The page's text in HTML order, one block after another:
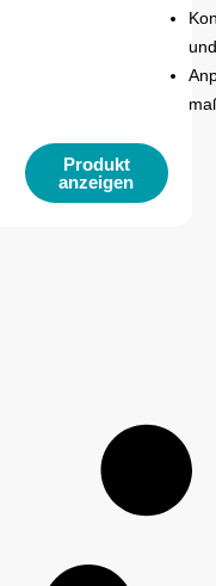
Produkt
anzeigen